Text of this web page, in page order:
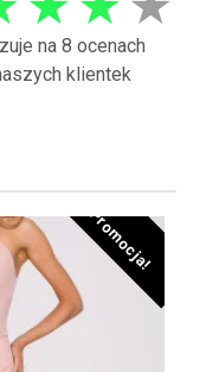
na 8 ocenach
klientek
Promocja!